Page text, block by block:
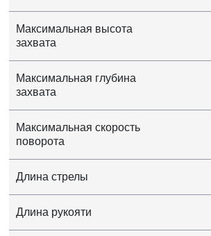
Максимальная высота
захвата
Максимальная глубина
захвата
Максимальная скорость
поворота
Длина стрелы
Длина рукояти